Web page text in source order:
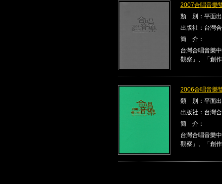
2007合唱音樂
類 別：平面
出版社：台灣
簡 介：
台灣合唱音樂
觀察」、「創
2006合唱音樂
類 別：平面
出版社：台灣
簡 介：
台灣合唱音樂
觀察」、「創